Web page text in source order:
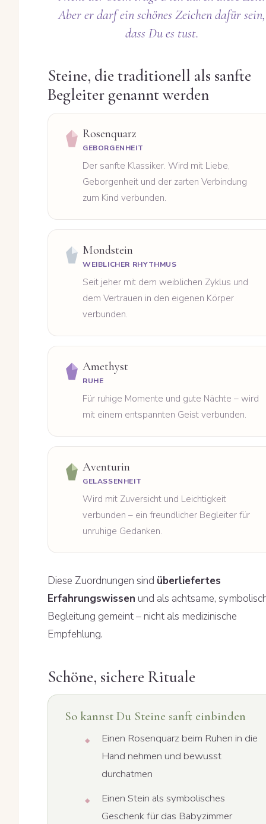
Aber er darf ein schönes Zeichen dafür sein,
dass Du es tust.
Steine, die traditionell als sanfte
Begleiter genannt werden
Rosenquarz
GEBORGENHEIT
Der sanfte Klassiker. Wird mit Liebe,
Geborgenheit und der zarten Verbindung
zum Kind verbunden.
Mondstein
WEIBLICHER RHYTHMUS
Seit jeher mit dem weiblichen Zyklus und
dem Vertrauen in den eigenen Körper
verbunden.
Amethyst
RUHE
Für ruhige Momente und gute Nächte – wird
mit einem entspannten Geist verbunden.
Aventurin
GELASSENHEIT
Wird mit Zuversicht und Leichtigkeit
verbunden – ein freundlicher Begleiter für
unruhige Gedanken.
Diese Zuordnungen sind überliefertes
Erfahrungswissen und als achtsame,
Begleitung gemeint – nicht als medizinische
Empfehlung.
Schöne, sichere Rituale
So kannst Du Steine sanft einbinden
Einen Rosenquarz beim Ruhen in die
Hand nehmen und bewusst
durchatmen
Einen Stein als symbolisches
Geschenk für das Babyzimmer